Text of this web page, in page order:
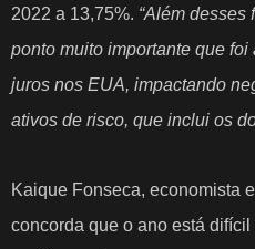
2022 a 13,75%. “Além desses
ponto muito importante que
juros nos EUA, impactando
ativos de risco, que inclui os
Kaique Fonseca, economista
concorda que o ano está